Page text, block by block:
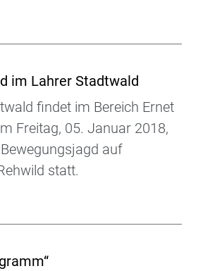
im Lahrer Stadtwald
findet im Bereich Ernet
Freitag, 05. Januar 2018,
auf
statt.